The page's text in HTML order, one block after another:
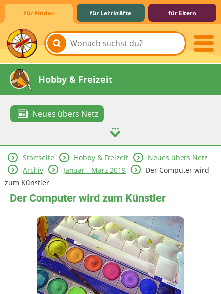
für Kinder für Lehrkräfte für Eltern
Lernen & Schule
Hobby & Freizeit
Neues übers Netz
Spiel & Spaß
Mitreden & Mitmachen
Startseite Hobby & Freizeit
Neues übers Netz
Archiv
Januar - März 2019
Der Computer wird
zum Künstler
Der Computer wird zum Künstler